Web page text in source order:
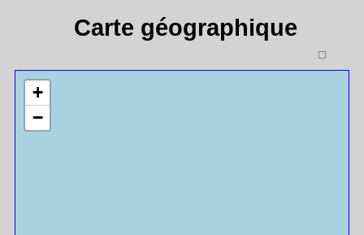
Carte géographique
+
−